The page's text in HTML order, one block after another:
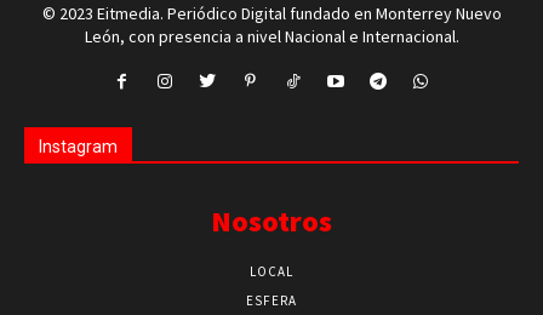
© 2023 Eitmedia. Periódico Digital fundado en Monterrey Nuevo
León, con presencia a nivel Nacional e Internacional.
Instagram
Nosotros
LOCAL
ESFERA